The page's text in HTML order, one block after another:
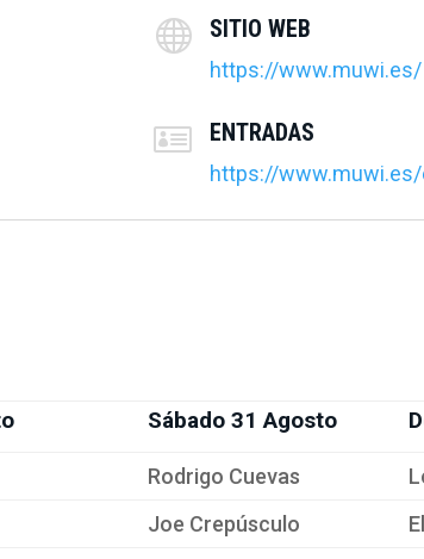
 SITIO WEB
https://www.muwi.es/
 ENTRADAS
https://
Sábado 31 Agosto
Rodrigo Cuevas
Joe Crepúsculo